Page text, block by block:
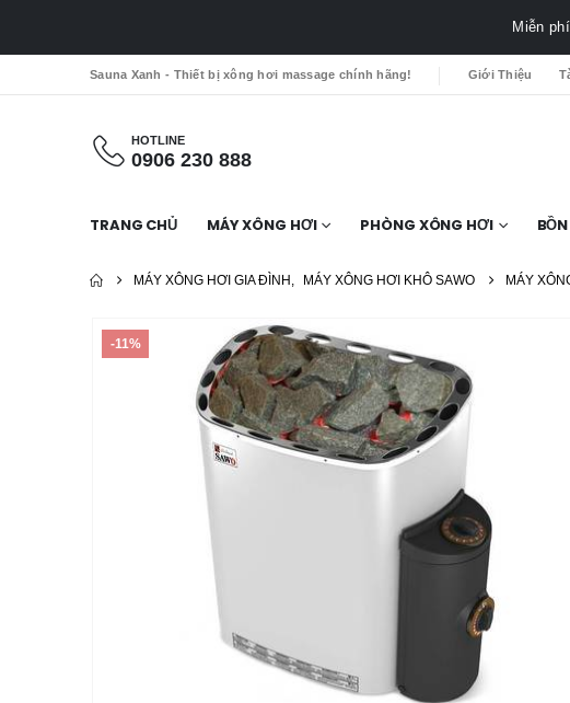
Miễn
Sauna Xanh - Thiết bị xông hơi massage chính hãng! Giới Thiệu
HOTLINE
0906 230 888
TRANG CHỦ MÁY XÔNG HƠI PHÒNG XÔNG HƠI
MÁY XÔNG HƠI GIA ĐÌNH , MÁY XÔNG HƠI KHÔ SAWO MÁY
-11%